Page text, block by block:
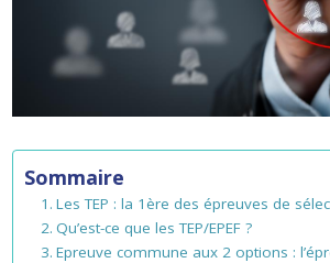
Sommaire
Les TEP : la 1ère des épreuves de
Qu’est-ce que les TEP/EPEF ?
Epreuve commune aux 2 options :